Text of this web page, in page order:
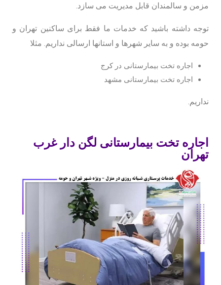
مزمن و سالمندان قابل مدیریت می سازد.
توجه داشته باشید که خدمات ما فقط برای ساکنین تهران و
حومه بوده و به سایر شهرها و استانها ارسالی نداریم. مثلا
اجاره تخت بیمارستانی در کرج
اجاره تخت بیمارستانی مشهد
نداریم.
اجاره تخت بیمارستانی لگن دار غرب
تهران